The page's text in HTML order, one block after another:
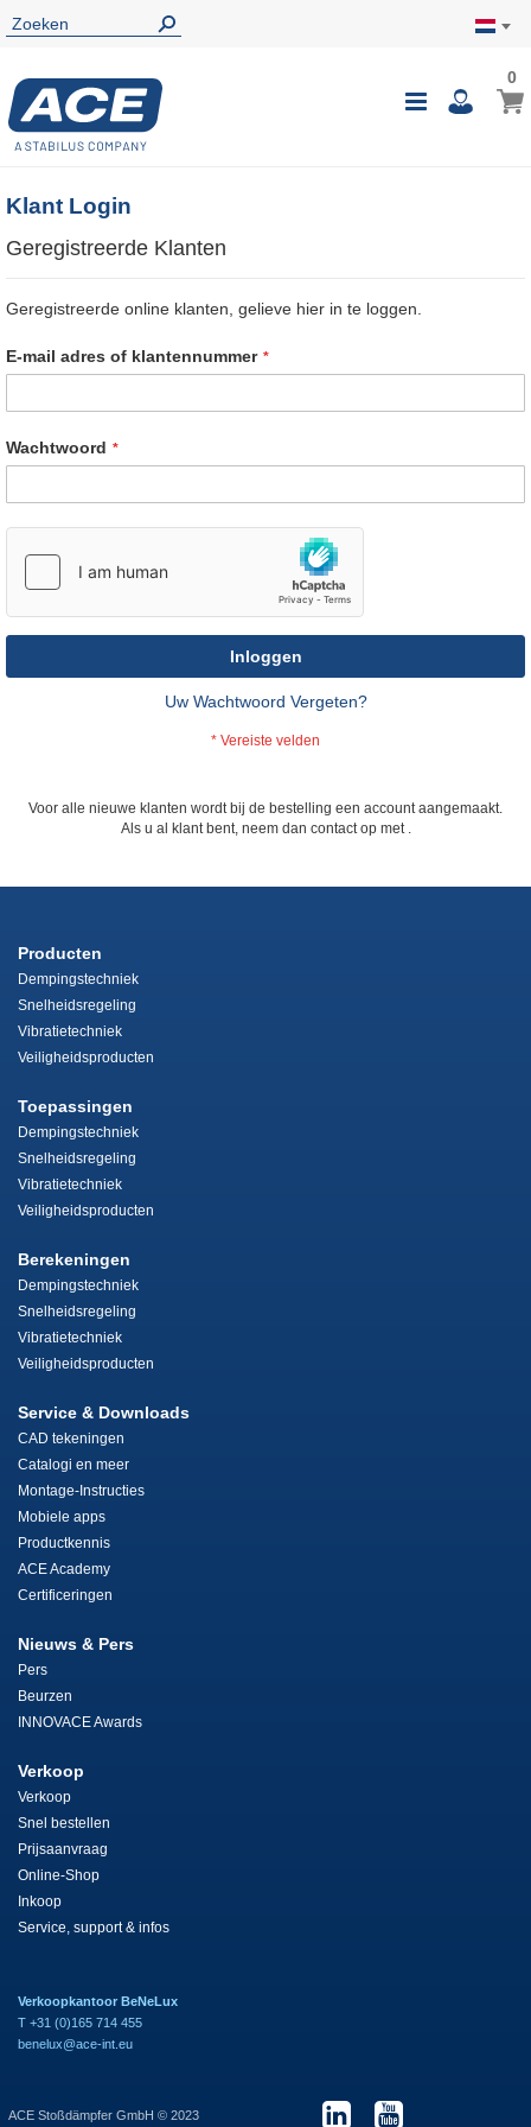
Toggle
00
Klant Login
Geregistreerde Klanten
Geregistreerde online klanten, gelieve hier in te loggen.
E-mail adres of klantennummer
Wachtwoord
Inloggen
Uw Wachtwoord Vergeten?
Voor alle nieuwe klanten wordt bij de bestelling een account aangemaakt.
Als u al klant bent, neem dan contact op met .
Producten
Dempingstechniek
Snelheidsregeling
Vibratietechniek
Veiligheidsproducten
Toepassingen
Dempingstechniek
Snelheidsregeling
Vibratietechniek
Veiligheidsproducten
Berekeningen
Dempingstechniek
Snelheidsregeling
Vibratietechniek
Veiligheidsproducten
Service & Downloads
CAD tekeningen
Catalogi en meer
Montage-Instructies
Mobiele apps
Productkennis
ACE Academy
Certificeringen
Nieuws & Pers
Pers
Beurzen
INNOVACE Awards
Verkoop
Verkoop
Snel bestellen
Prijsaanvraag
Online-Shop
Inkoop
Service, support & infos
Verkoopkantoor BeNeLux
T +31 (0)165 714 455
benelux@ace-int.eu
ACE Stoßdämpfer GmbH © 2023